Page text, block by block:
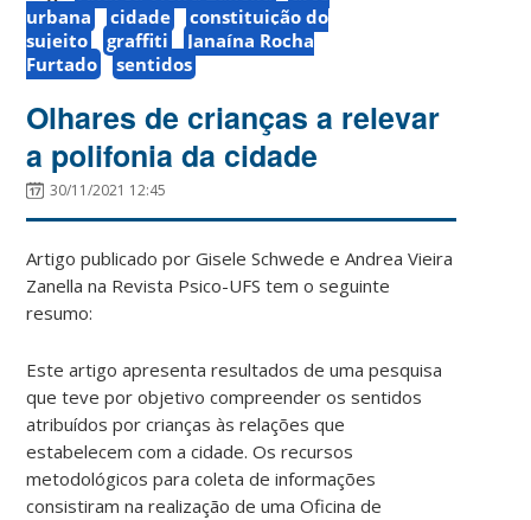
urbana
cidade
constituição do
sujeito
graffiti
Janaína Rocha
Furtado
sentidos
Olhares de crianças a relevar
a polifonia da cidade
30/11/2021 12:45
Artigo publicado por Gisele Schwede e Andrea Vieira
Zanella na Revista Psico-UFS tem o seguinte
resumo:
Este artigo apresenta resultados de uma pesquisa
que teve por objetivo compreender os sentidos
atribuídos por crianças às relações que
estabelecem com a cidade. Os recursos
metodológicos para coleta de informações
consistiram na realização de uma Oficina de